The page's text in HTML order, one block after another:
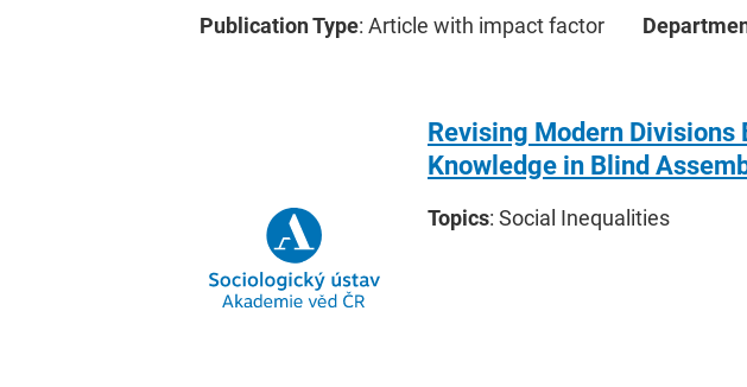
Publication Type: Article with impact factor
Revising Modern
Knowledge in Blind
Topics: Social Inequalities